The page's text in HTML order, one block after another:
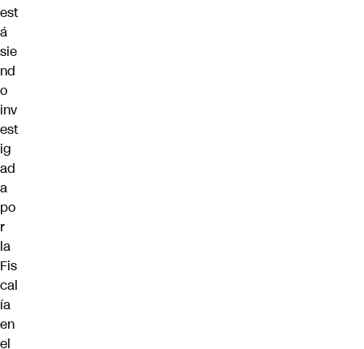
est
á
sie
nd
o
inv
est
ig
ad
a
po
r
la
Fis
cal
ía
en
el